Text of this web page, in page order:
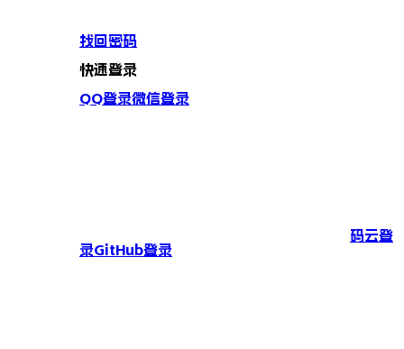
找回密码
快速登录
QQ登录微信登录
码云登
录GitHub登录